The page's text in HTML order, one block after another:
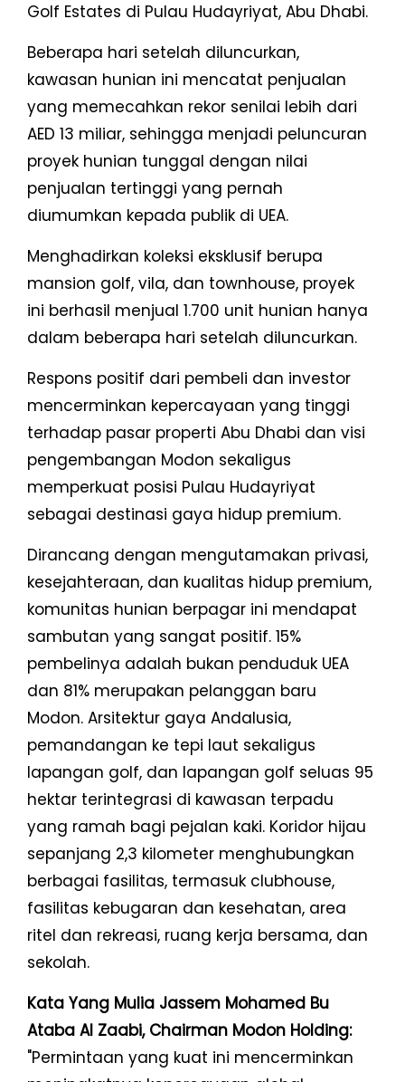
Golf Estates di Pulau Hudayriyat, Abu Dhabi.
Beberapa hari setelah diluncurkan,
kawasan hunian ini mencatat penjualan
yang memecahkan rekor senilai lebih dari
AED 13 miliar, sehingga menjadi peluncuran
proyek hunian tunggal dengan nilai
penjualan tertinggi yang pernah
diumumkan kepada publik di UEA.
Menghadirkan koleksi eksklusif berupa
mansion golf, vila, dan townhouse, proyek
ini berhasil menjual 1.700 unit hunian hanya
dalam beberapa hari setelah diluncurkan.
Respons positif dari pembeli dan investor
mencerminkan kepercayaan yang tinggi
terhadap pasar properti Abu Dhabi dan visi
pengembangan Modon sekaligus
memperkuat posisi Pulau Hudayriyat
sebagai destinasi gaya hidup premium.
Dirancang dengan mengutamakan privasi,
kesejahteraan, dan kualitas hidup premium,
komunitas hunian berpagar ini mendapat
sambutan yang sangat positif. 15%
pembelinya adalah bukan penduduk UEA
dan 81% merupakan pelanggan baru
Modon. Arsitektur gaya Andalusia,
pemandangan ke tepi laut sekaligus
lapangan golf, dan lapangan golf seluas 95
hektar terintegrasi di kawasan terpadu
yang ramah bagi pejalan kaki. Koridor hijau
sepanjang 2,3 kilometer menghubungkan
berbagai fasilitas, termasuk clubhouse,
fasilitas kebugaran dan kesehatan, area
ritel dan rekreasi, ruang kerja bersama, dan
sekolah.
Kata Yang Mulia Jassem Mohamed Bu
Ataba Al Zaabi, Chairman Modon Holding:
"Permintaan yang kuat ini mencerminkan